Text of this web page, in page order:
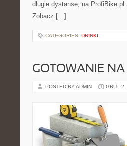
długie dystanse, na
Zobacz […]
CATEGORIES: DRINKI
GOTOWANIE
POSTED BY ADMIN GRU - 2